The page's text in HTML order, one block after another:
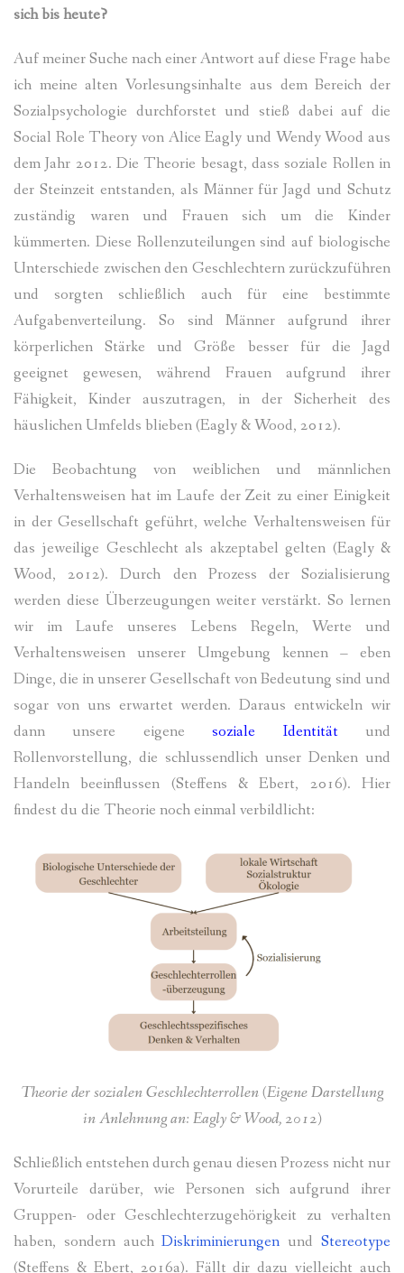
sich bis heute?
Auf meiner Suche nach einer Antwort auf diese Frage habe
ich meine alten Vorlesungsinhalte aus dem Bereich der
Sozialpsychologie durchforstet und stieß dabei auf die
Social Role Theory von Alice Eagly und Wendy Wood aus
dem Jahr 2012. Die Theorie besagt, dass soziale Rollen in
der Steinzeit entstanden, als Männer für Jagd und Schutz
zuständig waren und Frauen sich um die Kinder
kümmerten. Diese Rollenzuteilungen sind auf biologische
Unterschiede zwischen den Geschlechtern zurückzuführen
und sorgten schließlich auch für eine bestimmte
Aufgabenverteilung. So sind Männer aufgrund ihrer
körperlichen Stärke und Größe besser für die Jagd
geeignet gewesen, während Frauen aufgrund ihrer
Fähigkeit, Kinder auszutragen, in der Sicherheit des
häuslichen Umfelds blieben (Eagly & Wood, 2012).
Die Beobachtung von weiblichen und männlichen
Verhaltensweisen hat im Laufe der Zeit zu einer Einigkeit
in der Gesellschaft geführt, welche Verhaltensweisen für
das jeweilige Geschlecht als akzeptabel gelten (Eagly &
Wood, 2012).
Durch den Prozess der Sozialisierung
werden diese Überzeugungen weiter verstärkt. So lernen
wir im Laufe unseres Lebens Regeln, Werte und
Verhaltensweisen unserer Umgebung kennen – eben
Dinge, die in unserer Gesellschaft von Bedeutung sind und
sogar von uns erwartet werden. Daraus entwickeln wir
dann unsere eigenesoziale Identitätund
Rollenvorstellung, die schlussendlich unser Denken und
Handeln beeinflussen (Steffens & Ebert, 2016). Hier
findest du die Theorie noch einmal verbildlicht:
Theorie der sozialen Geschlechterrollen (Eigene Darstellung
in Anlehnung an: Eagly & Wood, 2012)
Schließlich entstehen durch genau diesen Prozess nicht nur
Vorurteile darüber, wie Personen sich aufgrund ihrer
Gruppen- oder Geschlechterzugehörigkeit zu verhalten
haben, sondern auchDiskriminierungen undStereotype
(Steffens & Ebert, 2016a). Fällt dir dazu vielleicht auch